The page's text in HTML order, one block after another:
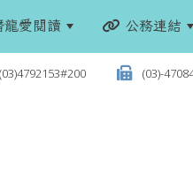
愛閱讀 公務連結
(03)4792153#200 (03)-